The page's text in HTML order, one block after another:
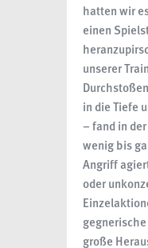
hatten wir
einen
unserer
in die Tiefe
– fand in
wenig bis
Angriff
oder
große